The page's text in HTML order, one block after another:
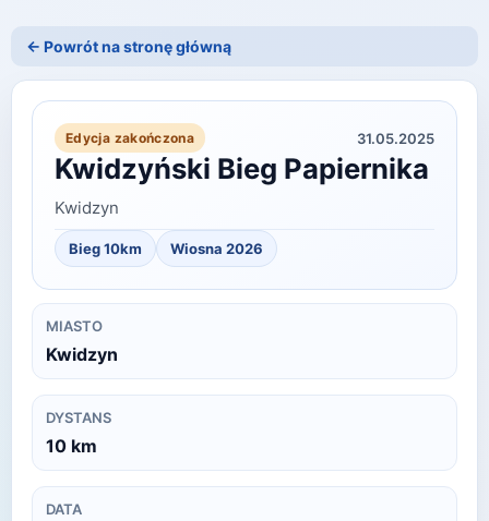
← Powrót na stronę główną
Edycja zakończona 31.05.2025
Kwidzyński Bieg Papiernika
Kwidzyn
Bieg 10km Wiosna 2026
MIASTO
Kwidzyn
DYSTANS
10 km
DATA